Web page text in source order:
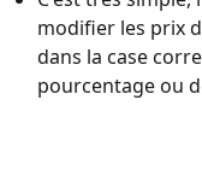
modifier les prix
dans la case
pourcentage ou